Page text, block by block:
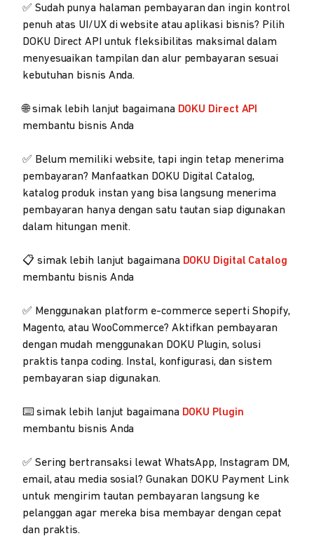
✅ Sudah punya halaman pembayaran dan ingin kontrol
penuh atas UI/UX di website atau aplikasi bisnis? Pilih
DOKU Direct API untuk fleksibilitas maksimal dalam
menyesuaikan tampilan dan alur pembayaran sesuai
kebutuhan bisnis Anda.
🌐 simak lebih lanjut bagaimana DOKU Direct API
membantu bisnis Anda
✅ Belum memiliki website, tapi ingin tetap menerima
pembayaran? Manfaatkan DOKU Digital Catalog,
katalog produk instan yang bisa langsung menerima
pembayaran hanya dengan satu tautan siap digunakan
dalam hitungan menit.
📋 simak lebih lanjut bagaimana DOKU Digital Catalog
membantu bisnis Anda
✅ Menggunakan platform e-commerce seperti Shopify,
Magento, atau WooCommerce? Aktifkan pembayaran
dengan mudah menggunakan DOKU Plugin, solusi
praktis tanpa coding. Instal, konfigurasi, dan sistem
pembayaran siap digunakan.
⌨️ simak lebih lanjut bagaimana DOKU Plugin
membantu bisnis Anda
✅ Sering bertransaksi lewat WhatsApp, Instagram DM,
email, atau media sosial? Gunakan DOKU Payment Link
untuk mengirim tautan pembayaran langsung ke
pelanggan agar mereka bisa membayar dengan cepat
dan praktis.